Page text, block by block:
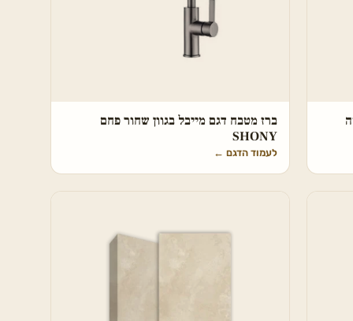
ברז מטבח דגם מייבל בגוון שחור פחם
SHONY
לעמוד הדגם ←